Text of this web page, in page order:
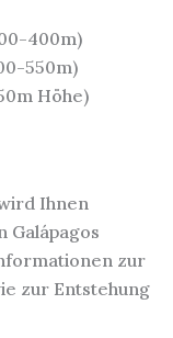
400m)
550m)
Höhe)
Ihnen
Galápagos
zur
zur Entstehung